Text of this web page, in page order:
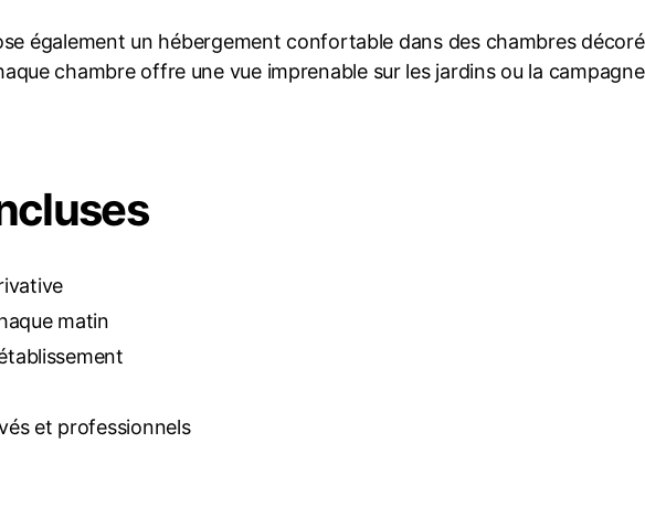
également un hébergement confortable dans des chambres
chambre offre une vue imprenable sur les jardins ou la
matin
et professionnels